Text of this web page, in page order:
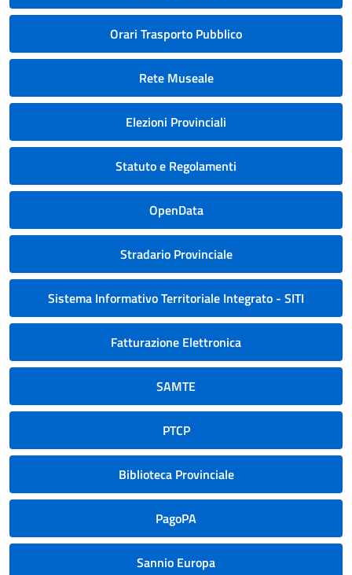
Orari Trasporto Pubblico
Rete Museale
Elezioni Provinciali
Statuto e Regolamenti
OpenData
Stradario Provinciale
Sistema Informativo Territoriale Integrato - SITI
Fatturazione Elettronica
SAMTE
PTCP
Biblioteca Provinciale
PagoPA
Sannio Europa